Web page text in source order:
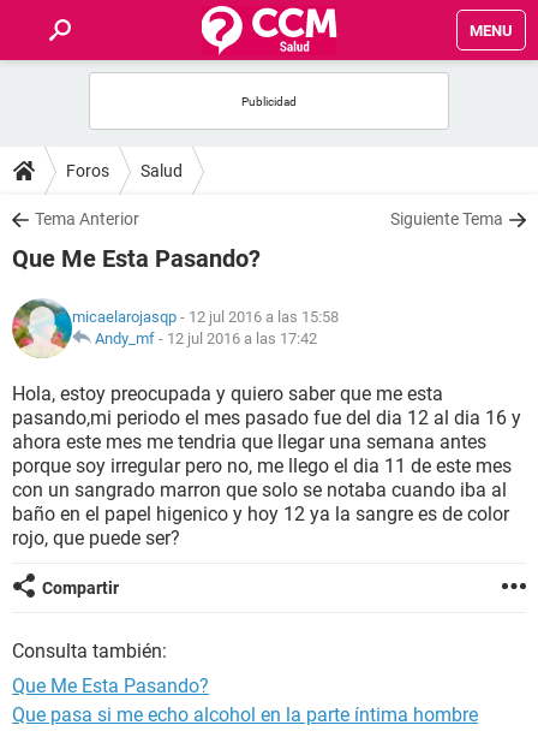
MENU
FOROS
SALUD
FAMILIA
NUTRICIÓN
BIENESTAR
SEXUALIDAD
GLOSARIO
Foros Salud
Tema Anterior Siguiente Tema
Que Me Esta Pasando?
micaelarojasqp - 12 jul 2016 a las 15:58
Andy_mf - 12 jul 2016 a las 17:42
Hola, estoy preocupada y quiero saber que me esta
pasando,mi periodo el mes pasado fue del dia 12 al dia 16 y
ahora este mes me tendria que llegar una semana antes
porque soy irregular pero no, me llego el dia 11 de este mes
con un sangrado marron que solo se notaba cuando iba al
baño en el papel higenico y hoy 12 ya la sangre es de color
rojo, que puede ser?
Compartir
Consulta también:
Que Me Esta Pasando?
Que pasa si me echo alcohol en la parte íntima hombre